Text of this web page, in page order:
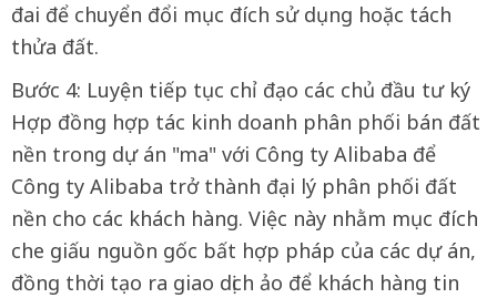
đai để chuyển đổi mục đích sử dụng hoặc tách
thửa đất.
Bước 4: Luyện tiếp tục chỉ đạo các chủ đầu tư ký
Hợp đồng hợp tác kinh doanh phân phối bán đất
nền trong dự án "ma" với Công ty Alibaba để
Công ty Alibaba trở thành đại lý phân phối đất
nền cho các khách hàng. Việc này nhằm mục đích
che giấu nguồn gốc bất hợp pháp của các dự án,
đồng thời tạo ra giao dịch ảo để khách hàng tin